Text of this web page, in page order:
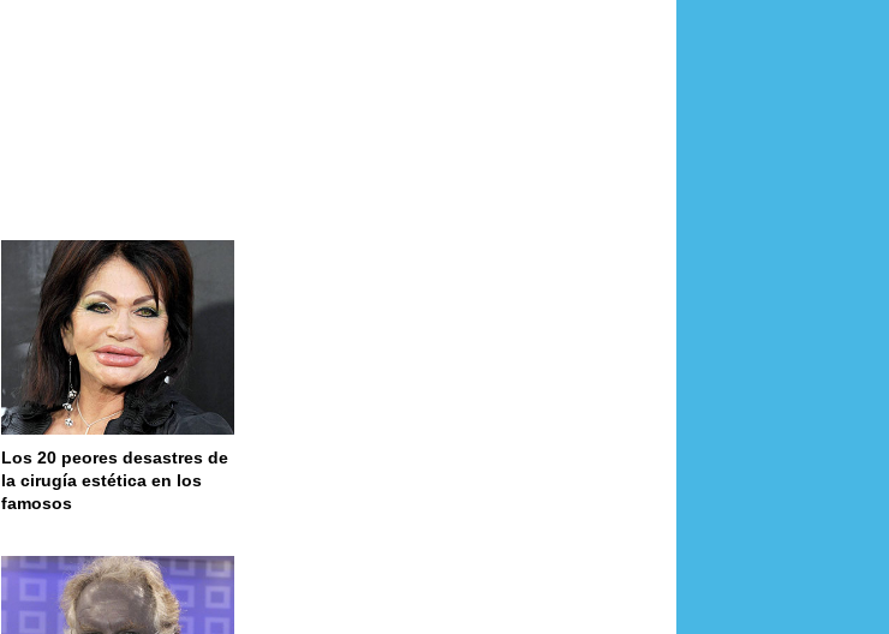
Los 20 peores desastres de
la cirugía estética en los
famosos